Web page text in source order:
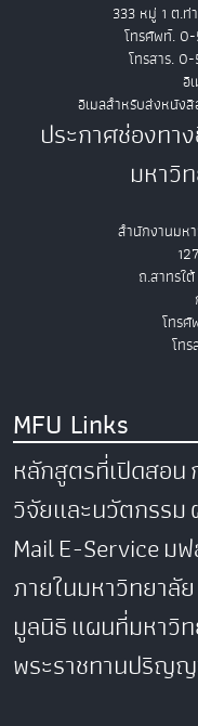
333 หมู่ 1 ต.ท่
โทรศัพท์.
โทรสาร.
อี
อีเมลสำหรับส่งหนัง
ประกาศช่องทา
มหาวิ
สำนักงานมห
ถ.สาทรใ
โทร
โท
MFU Links
หลักสูตรที่เปิดสอน
วิจัยและนวัตกรรม
MailE-Serviceม
ภายในมหาวิทยาลัย
มูลนิธิแผนที่มหาวิ
พระราชทานปริญ